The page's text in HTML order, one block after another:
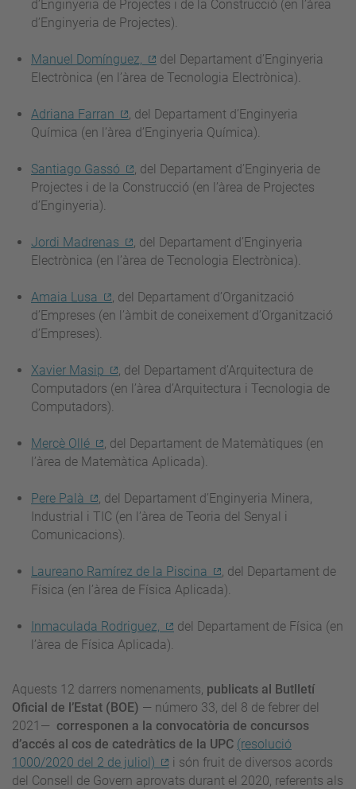
d’Enginyeria de Projectes i de la Construcció (en l’àrea
d’Enginyeria de Projectes).
Manuel Domínguez,
del Departament d’Enginyeria
Electrònica (en l’àrea de Tecnologia Electrònica).
Adriana Farran
, del Departament d’Enginyeria
Química (en l’àrea d’Enginyeria Química).
Santiago Gassó
, del Departament d’Enginyeria de
Projectes i de la Construcció (en l’àrea de Projectes
d’Enginyeria).
Jordi Madrenas
, del Departament d’Enginyeria
Electrònica (en l’àrea de Tecnologia Electrònica).
Amaia Lusa
, del Departament d’Organització
d’Empreses (en l’àmbit de coneixement d’Organització
d’Empreses).
Xavier Masip
, del Departament d’Arquitectura de
Computadors (en l’àrea d’Arquitectura i Tecnologia de
Computadors).
Mercè Ollé
, del Departament de Matemàtiques (en
l’àrea de Matemàtica Aplicada).
Pere Palà
, del Departament d’Enginyeria Minera,
Industrial i TIC (en l’àrea de Teoria del Senyal i
Comunicacions).
Laureano Ramírez de la Piscina
, del Departament de
Física (en l’àrea de Física Aplicada).
Inmaculada Rodriguez,
del Departament de Física (en
l’àrea de Física Aplicada).
Aquests 12 darrers nomenaments, publicats al Butlletí
Oficial de l’Estat (BOE) — número 33, del 8 de febrer del
2021— corresponen a la convocatòria de concursos
d’accés al cos de catedràtics de la UPC (resolució
1000/2020 del 2 de juliol)
i són fruit de diversos acords
del Consell de Govern aprovats durant el 2020, referents als